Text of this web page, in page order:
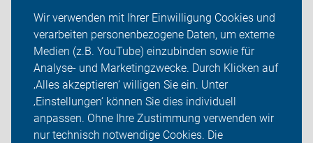
Wir verwenden mit Ihrer Einwilligung Cookies und
verarbeiten personenbezogene Daten, um externe
Medien (z.B. YouTube) einzubinden sowie für
Analyse- und Marketingzwecke. Durch Klicken auf
‚Alles akzeptieren‘ willigen Sie ein. Unter
‚Einstellungen‘ können Sie dies individuell
anpassen. Ohne Ihre Zustimmung verwenden wir
nur technisch notwendige Cookies. Die
ADFC Dorsten
Sei dabei
Presse
Login